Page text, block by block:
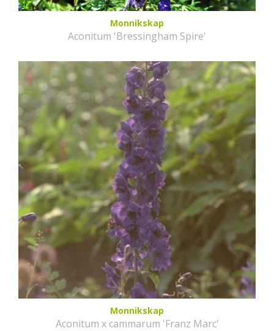
Monnikskap
Aconitum 'Bressingham Spire'
Monnikskap
Aconitum x cammarum 'Franz Marc'